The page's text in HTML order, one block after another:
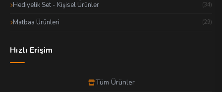
Hediyelik Set - Kişisel Ürünler (34)
Matbaa Ürünleri (29)
Hızlı Erişim
Tüm Ürünler